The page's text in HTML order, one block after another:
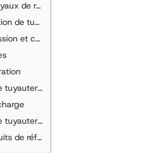
typiques
tuyauterie
de température
ligne d'aspiration
ligne de décharge
réfrigération